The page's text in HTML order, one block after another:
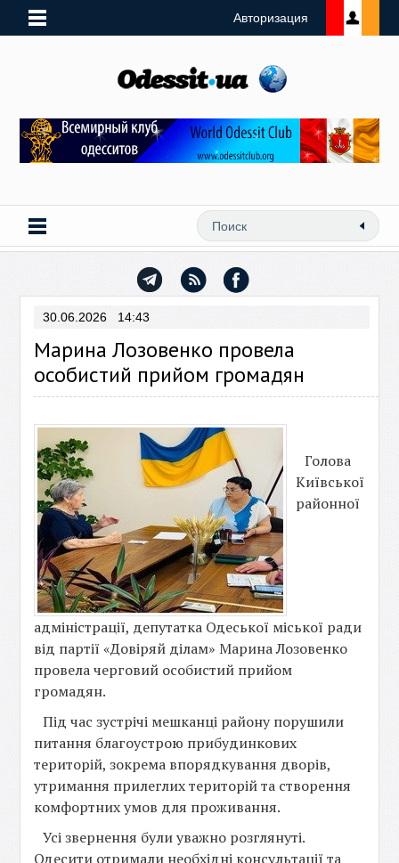
Авторизация
30.06.2026 14:43
Марина Лозовенко провела
особистий прийом громадян
Голова
Київської
районної
адміністрації, депутатка Одеської міської ради
від партії «Довіряй ділам» Марина Лозовенко
провела черговий особистий прийом
громадян.
Під час зустрічі мешканці району порушили
питання благоустрою прибудинкових
територій, зокрема впорядкування дворів,
утримання прилеглих територій та створення
комфортних умов для проживання.
Усі звернення були уважно розглянуті.
Одесити отримали необхідні консультації та